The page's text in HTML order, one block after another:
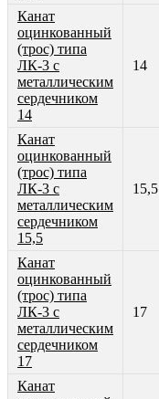
Канат
оцинкованный
(трос) типа
ЛК-3 с
металлическим
сердечником
14
14
Канат
оцинкованный
(трос) типа
ЛК-3 с
металлическим
сердечником
15,5
15,5
Канат
оцинкованный
(трос) типа
ЛК-3 с
металлическим
сердечником
17
17
Канат